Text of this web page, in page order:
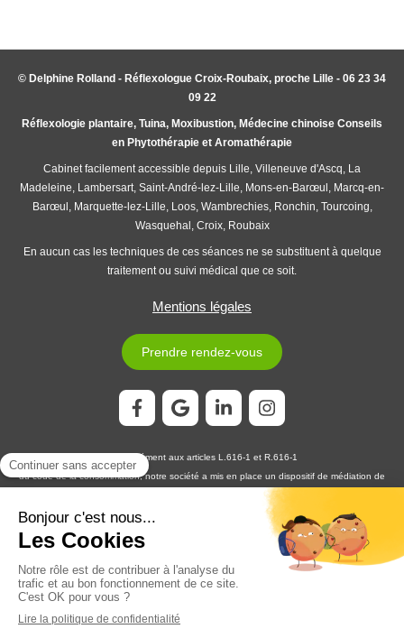
© Delphine Rolland - Réflexologue Croix-Roubaix, proche Lille - 06 23 34
09 22
Réflexologie plantaire, Tuina, Moxibustion, Médecine chinoise Conseils
en Phytothérapie et Aromathérapie
Cabinet facilement accessible depuis Lille, Villeneuve d'Ascq, La
Madeleine, Lambersart, Saint-André-lez-Lille, Mons-en-Barœul, Marcq-en-
Barœul, Marquette-lez-Lille, Loos, Wambrechies, Ronchin, Tourcoing,
Wasquehal, Croix, Roubaix
En aucun cas les techniques de ces séances ne se substituent à quelque
traitement ou suivi médical que ce soit.
Mentions légales
Prendre rendez-vous
Conformément aux articles L.616-1 et R.616-1
du code de la consommation, notre société a mis en place un dispositif de médiation de
MEDIATION CONSOMMATION
En cas de litige, vous pouvez déposer votre réclamation sur son site
https://www.medconsodev.eu ou par voie postale en écrivant à :
MEDIATION CONSOMMATION DÉVELOPPEMENT
IMMEUBLE L’HORIZON – ESPLANADE DE FRANCE